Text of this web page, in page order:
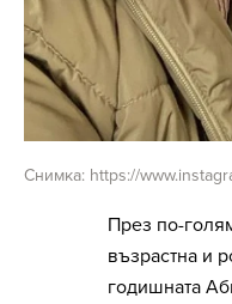
Снимка: https://
През по-
възрастна и
годишната